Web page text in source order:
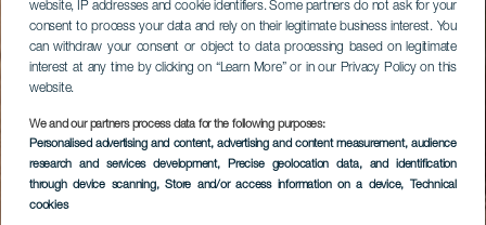
website, IP addresses and cookie identifiers. Some partners do not ask for your
consent to process your data and rely on their legitimate business interest. You
can withdraw your consent or object to data processing based on legitimate
interest at any time by clicking on “Learn More” or in our Privacy Policy on this
website.
We and our partners process data for the following purposes:
Personalised advertising and content, advertising and content measurement, audience
research and services development, Precise geolocation data, and identification
through device scanning, Store and/or access information on a device, Technical
cookies